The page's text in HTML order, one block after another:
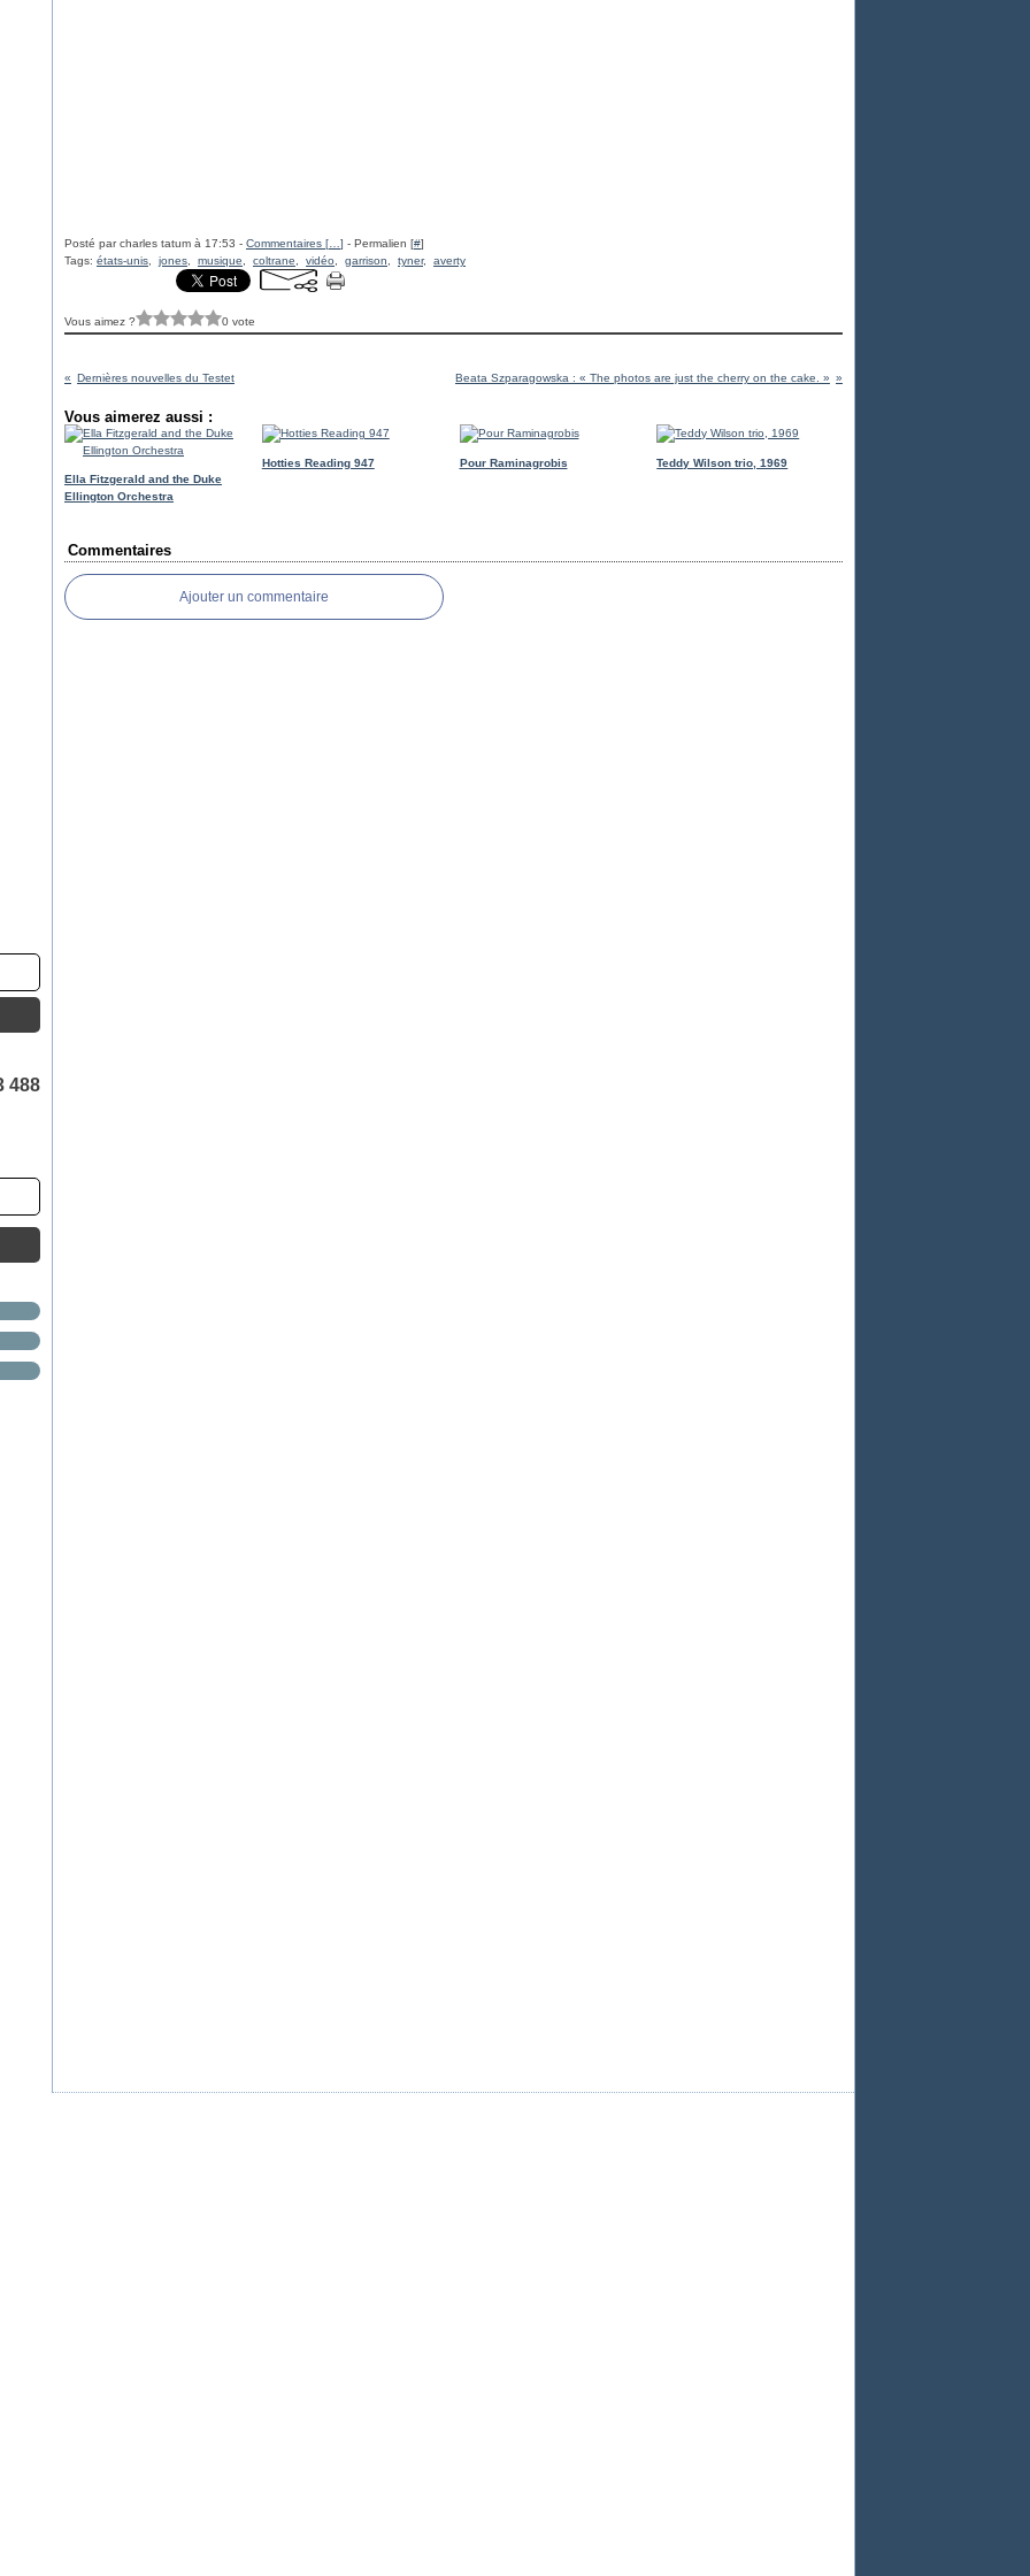
488
Posté par charles tatum à 17:53 - Commentaires [ ] - Permalien [#]
Tags: états-unis jones musique coltrane vidéo garrison tyner, averty
Vous aimez ? 0 vote
Dernières nouvelles du Testet Beata Szparagowska : « The photos are just the cherry on the cake. »
Vous aimerez aussi :
Ella Fitzgerald and the Duke
Ellington Orchestra
Hotties Reading 947 Pour Raminagrobis Teddy Wilson trio, 1969
Commentaires
Ajouter un commentaire